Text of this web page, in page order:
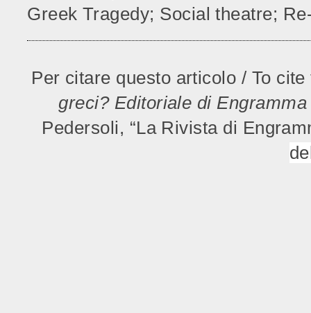
Greek Tragedy; Social theatre;
Per citare questo articolo / To
greci? Editoriale di Engramma
Pedersoli, “La Rivista di